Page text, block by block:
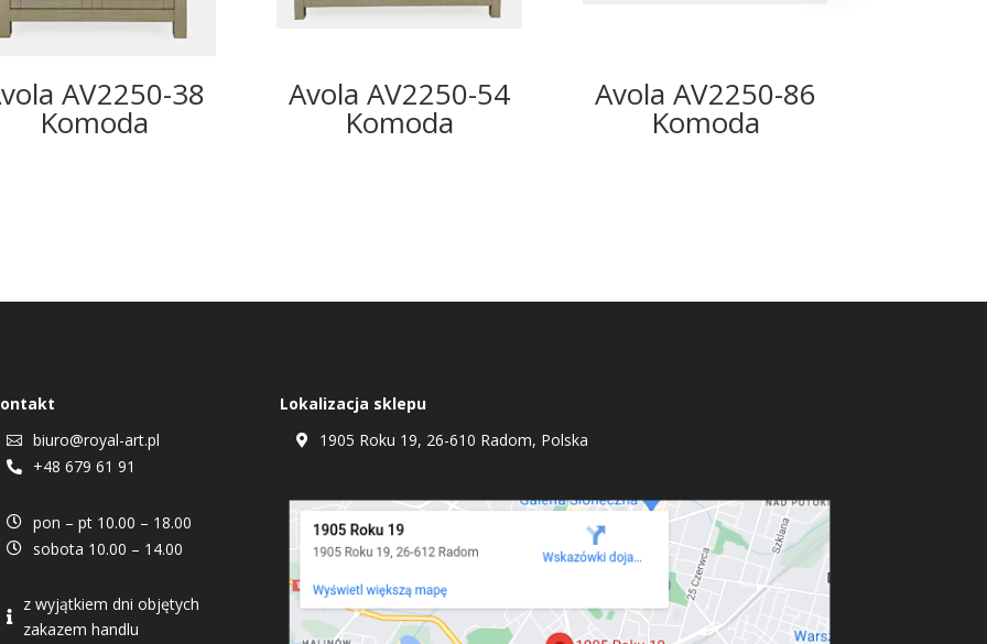
AV2250-38
Komoda
Avola AV2250-54
Komoda
Avola AV2250-86
Komoda
 biuro@royal-art.pl
 +48 679 61 91
 pon – pt 10.00 – 18.00
 sobota 10.00 – 14.00

z wyjątkiem dni objętych
zakazem handlu
Lokalizacja sklepu
 1905 Roku 19, 26-610 Radom, Polska